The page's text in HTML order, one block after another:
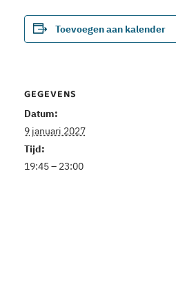
Toevoegen aan kalender
GEGEVENS
Datum:
9 januari 2027
Tijd:
19:45 – 23:00